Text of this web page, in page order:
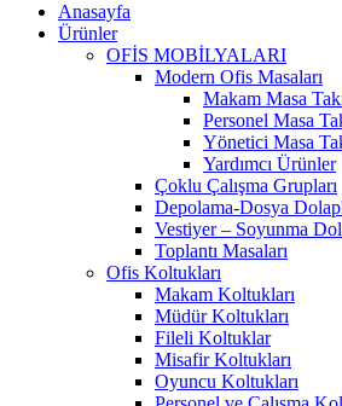
Anasayfa
Ürünler
OFİS MOBİLYALARI
Modern Ofis Masaları
Makam Masa
Personel Masa
Yönetici Masa
Yardımcı Ürünler
Çoklu Çalışma Grupları
Depolama-Dosya
Vestiyer – Soyunma
Toplantı Masaları
Ofis Koltukları
Makam Koltukları
Müdür Koltukları
Fileli Koltuklar
Misafir Koltukları
Oyuncu Koltukları